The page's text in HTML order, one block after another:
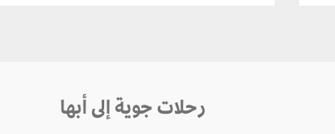
رحلات جوية إلى أبها